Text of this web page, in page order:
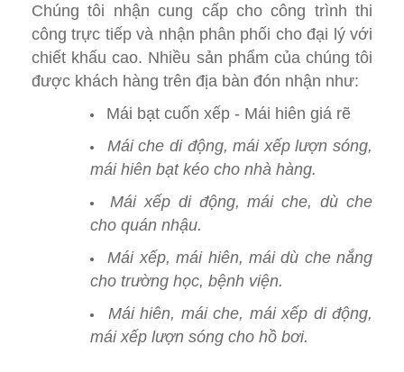
Chúng tôi nhận cung cấp cho công trình thi
công trực tiếp và nhận phân phối cho đại lý với
chiết khấu cao. Nhiều sản phẩm của chúng tôi
được khách hàng trên địa bàn đón nhận như:
Mái bạt cuốn xếp - Mái hiên giá rẽ
Mái che di động, mái xếp lượn sóng,
mái hiên bạt kéo cho nhà hàng.
Mái xếp di động, mái che, dù che
cho quán nhậu.
Mái xếp, mái hiên, mái dù che nắng
cho trường học, bệnh viện.
Mái hiên, mái che, mái xếp di động,
mái xếp lượn sóng cho hồ bơi.